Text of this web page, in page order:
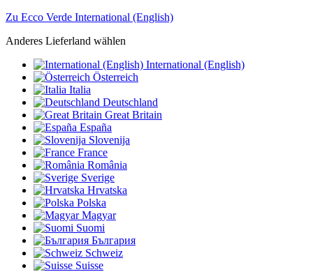
Zu Ecco Verde International (English)
Anderes Lieferland wählen
International (English)
Österreich
Italia
Deutschland
Great Britain
España
Slovenija
France
România
Sverige
Hrvatska
Polska
Magyar
Suomi
България
Schweiz
Suisse